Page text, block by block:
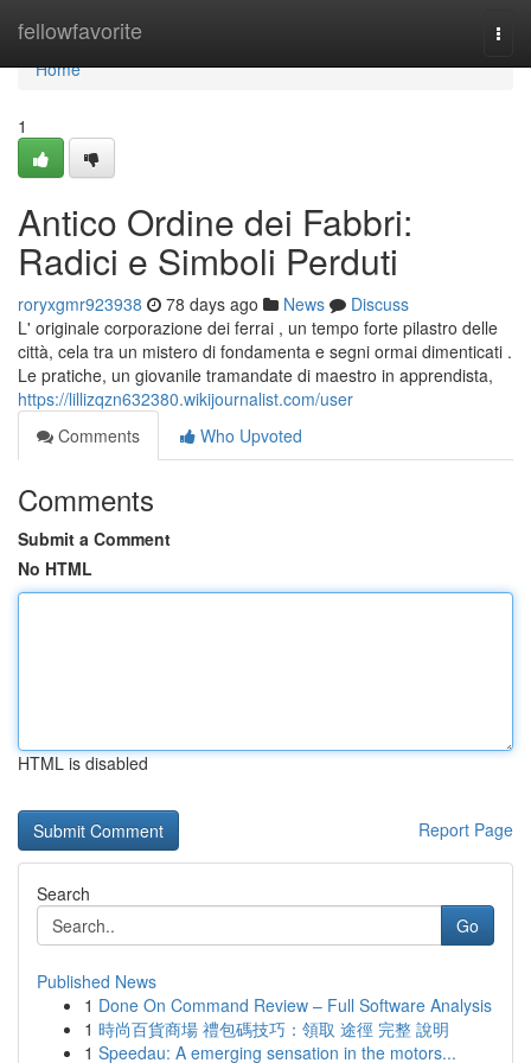
fellowfavorite
Home
Home
1
Antico Ordine dei Fabbri:
Radici e Simboli Perduti
roryxgmr923938 78 days ago News
Discuss
L' originale corporazione dei ferrai , un tempo forte pilastro delle
città, cela tra un mistero di fondamenta e segni ormai dimenticati .
Le pratiche, un giovanile tramandate di maestro in apprendista,
https://lillizqzn632380.wikijournalist.com/user
Comments
Who Upvoted
Comments
Submit a Comment
No HTML
HTML is disabled
Report Page
Search
Go
Published News
1 Done On Command Review – Full Software Analysis
1 時尚百貨商場 禮包碼技巧：領取 途徑 完整 說明
1 Speedau: A emerging sensation in the motors...